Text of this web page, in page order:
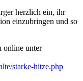
herzlich ein, ihr
einzubringen und so
online unter
starke-hitze.php